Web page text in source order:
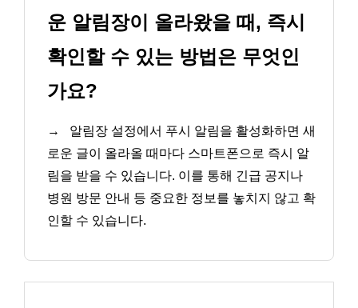
운 알림장이 올라왔을 때, 즉시
확인할 수 있는 방법은 무엇인
가요?
→
알림장 설정에서 푸시 알림을 활성화하면 새
로운 글이 올라올 때마다 스마트폰으로 즉시 알
림을 받을 수 있습니다. 이를 통해 긴급 공지나
병원 방문 안내 등 중요한 정보를 놓치지 않고 확
인할 수 있습니다.